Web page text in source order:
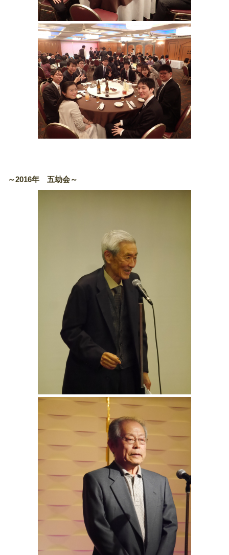
～2016年 五劫会～